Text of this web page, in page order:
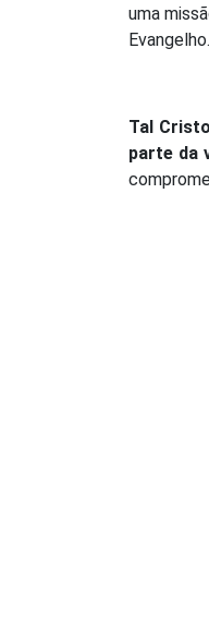
uma
Evangelho.
Tal
parte da